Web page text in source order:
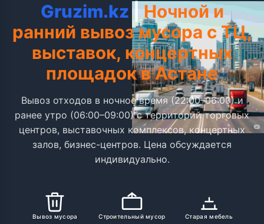
Gruzim.kz|Ночной и
ранний вывоз мусора с ТЦ,
выставок, концертных
площадок в Астане
Вывоз отходов в ночное время (22:00–06:00) и
ранее утро (06:00–09:00) с территорий торговых
центров, выставочных комплексов, концертных
залов, бизнес-центров. Цена обсуждается
индивидуально.
Вывоз мусора Строительный мусор Старая мебель